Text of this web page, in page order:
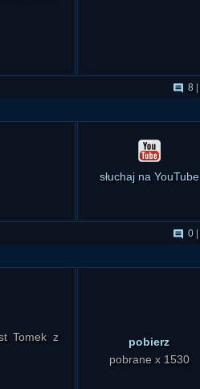
strony
8
słuchaj na YouTube
0
Tomek z
pobierz
pobrane x 1530